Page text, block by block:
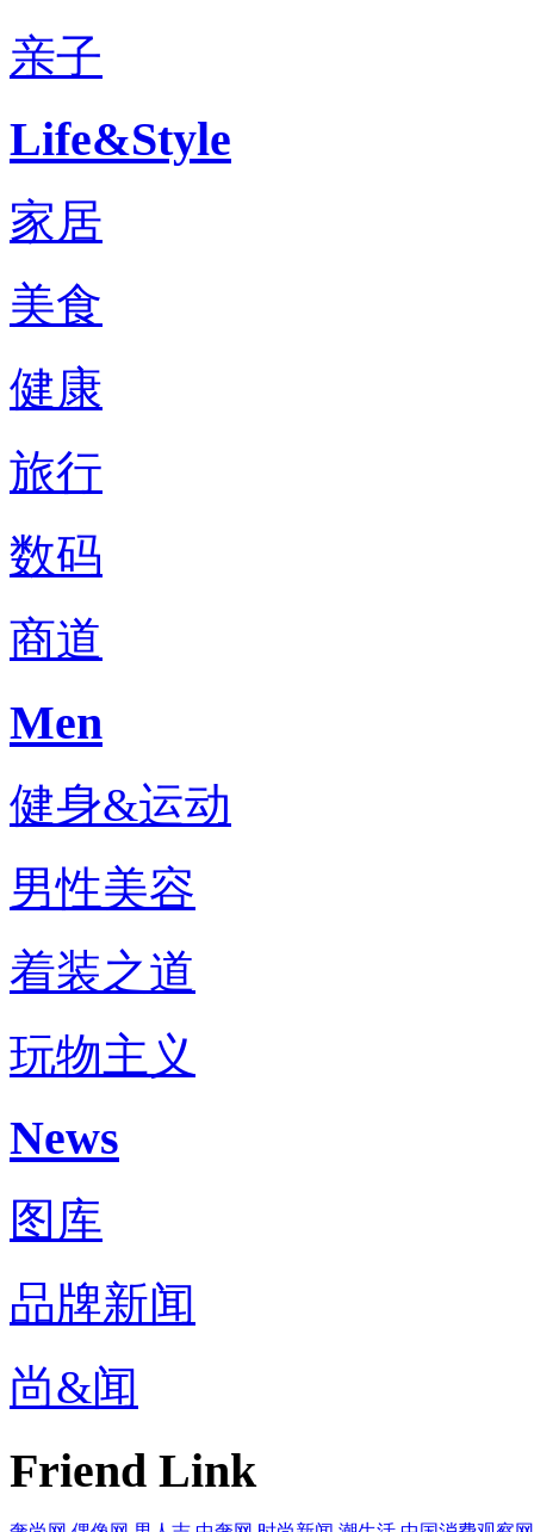
亲子
Life&Style
家居
美食
健康
旅行
数码
商道
Men
健身&运动
男性美容
着装之道
玩物主义
News
图库
品牌新闻
尚&闻
Friend Link